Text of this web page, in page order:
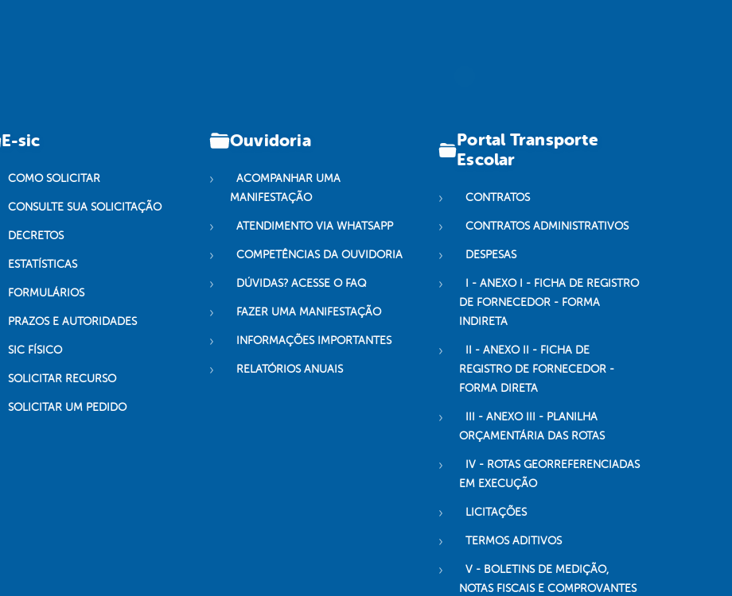
E-sic
COMO SOLICITAR
CONSULTE SUA SOLICITAÇÃO
DECRETOS
ESTATÍSTICAS
FORMULÁRIOS
PRAZOS E AUTORIDADES
SIC FÍSICO
SOLICITAR RECURSO
SOLICITAR UM PEDIDO
Ouvidoria
ACOMPANHAR UMA
MANIFESTAÇÃO
ATENDIMENTO VIA WHATSAPP
COMPETÊNCIAS DA OUVIDORIA
DÚVIDAS? ACESSE O FAQ
FAZER UMA MANIFESTAÇÃO
INFORMAÇÕES IMPORTANTES
RELATÓRIOS ANUAIS
Portal Transporte
Escolar
CONTRATOS
CONTRATOS ADMINISTRATIVOS
DESPESAS
I - ANEXO I - FICHA DE REGISTRO
DE FORNECEDOR - FORMA
INDIRETA
II - ANEXO II - FICHA DE
REGISTRO DE FORNECEDOR -
FORMA DIRETA
III - ANEXO III - PLANILHA
ORÇAMENTÁRIA DAS ROTAS
IV - ROTAS GEORREFERENCIADAS
EM EXECUÇÃO
LICITAÇÕES
TERMOS ADITIVOS
V - BOLETINS DE MEDIÇÃO,
NOTAS FISCAIS E COMPROVANTES